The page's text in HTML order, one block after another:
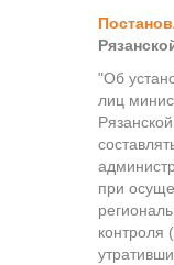
"Об
лиц
при
контроля